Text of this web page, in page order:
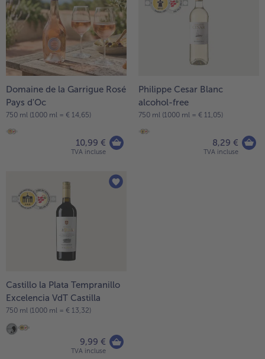
Domaine de la Garrigue Rosé
Pays d'Oc
750 ml (1000 ml = € 14,65)
10,99 €
TVA incluse
Philippe Cesar Blanc
alcohol-free
750 ml (1000 ml = € 11,05)
8,29 €
TVA incluse
Castillo la Plata Tempranillo
Excelencia VdT Castilla
750 ml (1000 ml = € 13,32)
9,99 €
TVA incluse